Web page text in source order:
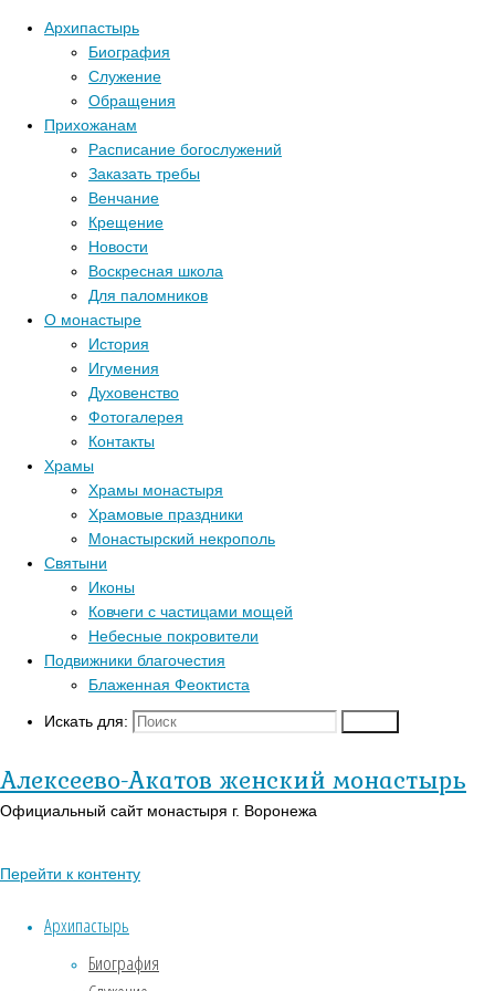
Архипастырь
Биография
Служение
Обращения
Прихожанам
Расписание богослужений
Заказать требы
Венчание
Крещение
Новости
Воскресная школа
Для паломников
О монастыре
История
Игумения
Духовенство
Фотогалерея
Контакты
Храмы
Храмы монастыря
Храмовые праздники
Монастырский некрополь
Святыни
Иконы
Ковчеги с частицами мощей
Небесные покровители
Подвижники благочестия
Блаженная Феоктиста
Искать для:
Алексеево-Акатов женский монастырь
Официальный сайт монастыря г. Воронежа
Перейти к контенту
Архипастырь
Биография
Главная
страница
Актуально
Воронежского
и
Лискинского
Леонтия
в
книги
Обращение
митрополита
и
Лискинского
Популярные записи
Блаженная Феоктиста
Контакты
Для паломников
История
Заказать требы
Святыни
Страницы
Духовный кант «Матерь
Духовный кант «Слава Богу
В-
Православии.рф